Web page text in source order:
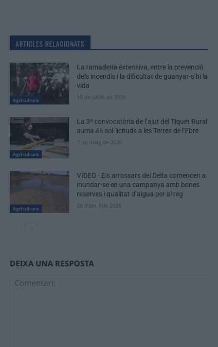
ARTICLES RELACIONATS
Agricultura
La ramaderia extensiva, entre la prevenció
dels incendis i la dificultat de guanyar-s’hi la
vida
10 de juliol de 2026
Agricultura
La 3ª convocatòria de l’ajut del Tiquet Rural
suma 46 sol·licituds a les Terres de l’Ebre
7 de maig de 2026
Agricultura
VÍDEO · Els arrossars del Delta comencen a
inundar-se en una campanya amb bones
reserves i qualitat d’aigua per al reg
28 d'abril de 2026
DEIXA UNA RESPOSTA